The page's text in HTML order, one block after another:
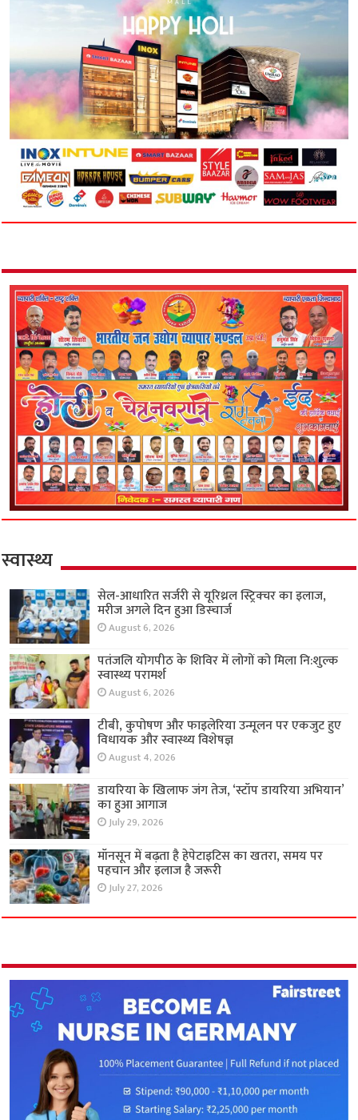
स्वास्थ्य
सेल-आधारित सर्जरी से यूरिथ्रल स्ट्रिक्चर का इलाज,
मरीज अगले दिन हुआ डिस्चार्ज
August 6, 2026
पतंजलि योगपीठ के शिविर में लोगों को मिला नि:शुल्क
स्वास्थ्य परामर्श
August 6, 2026
टीबी, कुपोषण और फाइलेरिया उन्मूलन पर एकजुट हुए
विधायक और स्वास्थ्य विशेषज्ञ
August 4, 2026
डायरिया के खिलाफ जंग तेज, ‘स्टॉप डायरिया अभियान’
का हुआ आगाज
July 29, 2026
मॉनसून में बढ़ता है हेपेटाइटिस का खतरा, समय पर
पहचान और इलाज है जरूरी
July 27, 2026